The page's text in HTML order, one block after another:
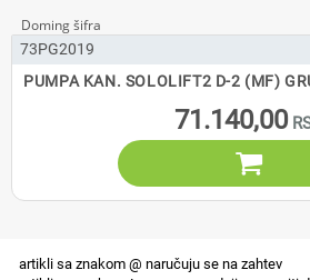
73PG2019
PUMPA KAN. SOLOLIFT2 D-2 (MF)
71.140,00
